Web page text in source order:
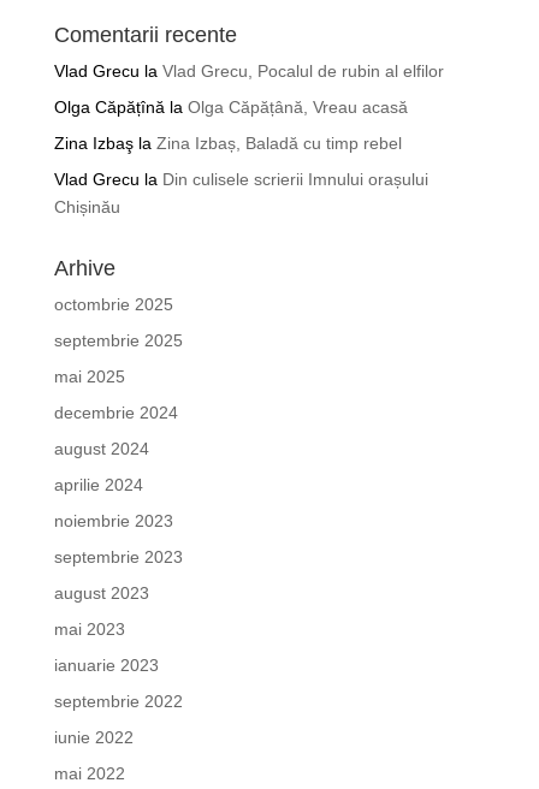
Comentarii recente
Vlad Grecu la Vlad Grecu, Pocalul de rubin al elfilor
Olga Căpățînă la Olga Căpățână, Vreau acasă
Zina Izbaşla Zina Izbaș, Baladă cu timp rebel
Vlad Grecu la Din culisele scrierii Imnului orașului
Chișinău
Arhive
octombrie 2025
septembrie 2025
mai 2025
decembrie 2024
august 2024
aprilie 2024
noiembrie 2023
septembrie 2023
august 2023
mai 2023
ianuarie 2023
septembrie 2022
iunie 2022
mai 2022